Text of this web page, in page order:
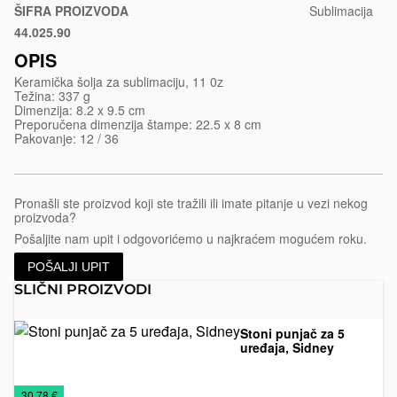
ŠIFRA PROIZVODA
Bela
44.025.90
Sublimacija
OPIS
Keramička šolja za sublimaciju, 11 0z
Težina: 337 g
Dimenzija: 8.2 x 9.5 cm
Preporučena dimenzija štampe: 22.5 x 8 cm
Pakovanje: 12 / 36
Pronašli ste proizvod koji ste tražili ili imate pitanje u vezi nekog
proizvoda?
Pošaljite nam upit i odgovorićemo u najkraćem mogućem roku.
POŠALJI UPIT
SLIČNI PROIZVODI
Stoni punjač za 5
uređaja, Sidney
Bežični
Promo
Tehnička
Tehnologija